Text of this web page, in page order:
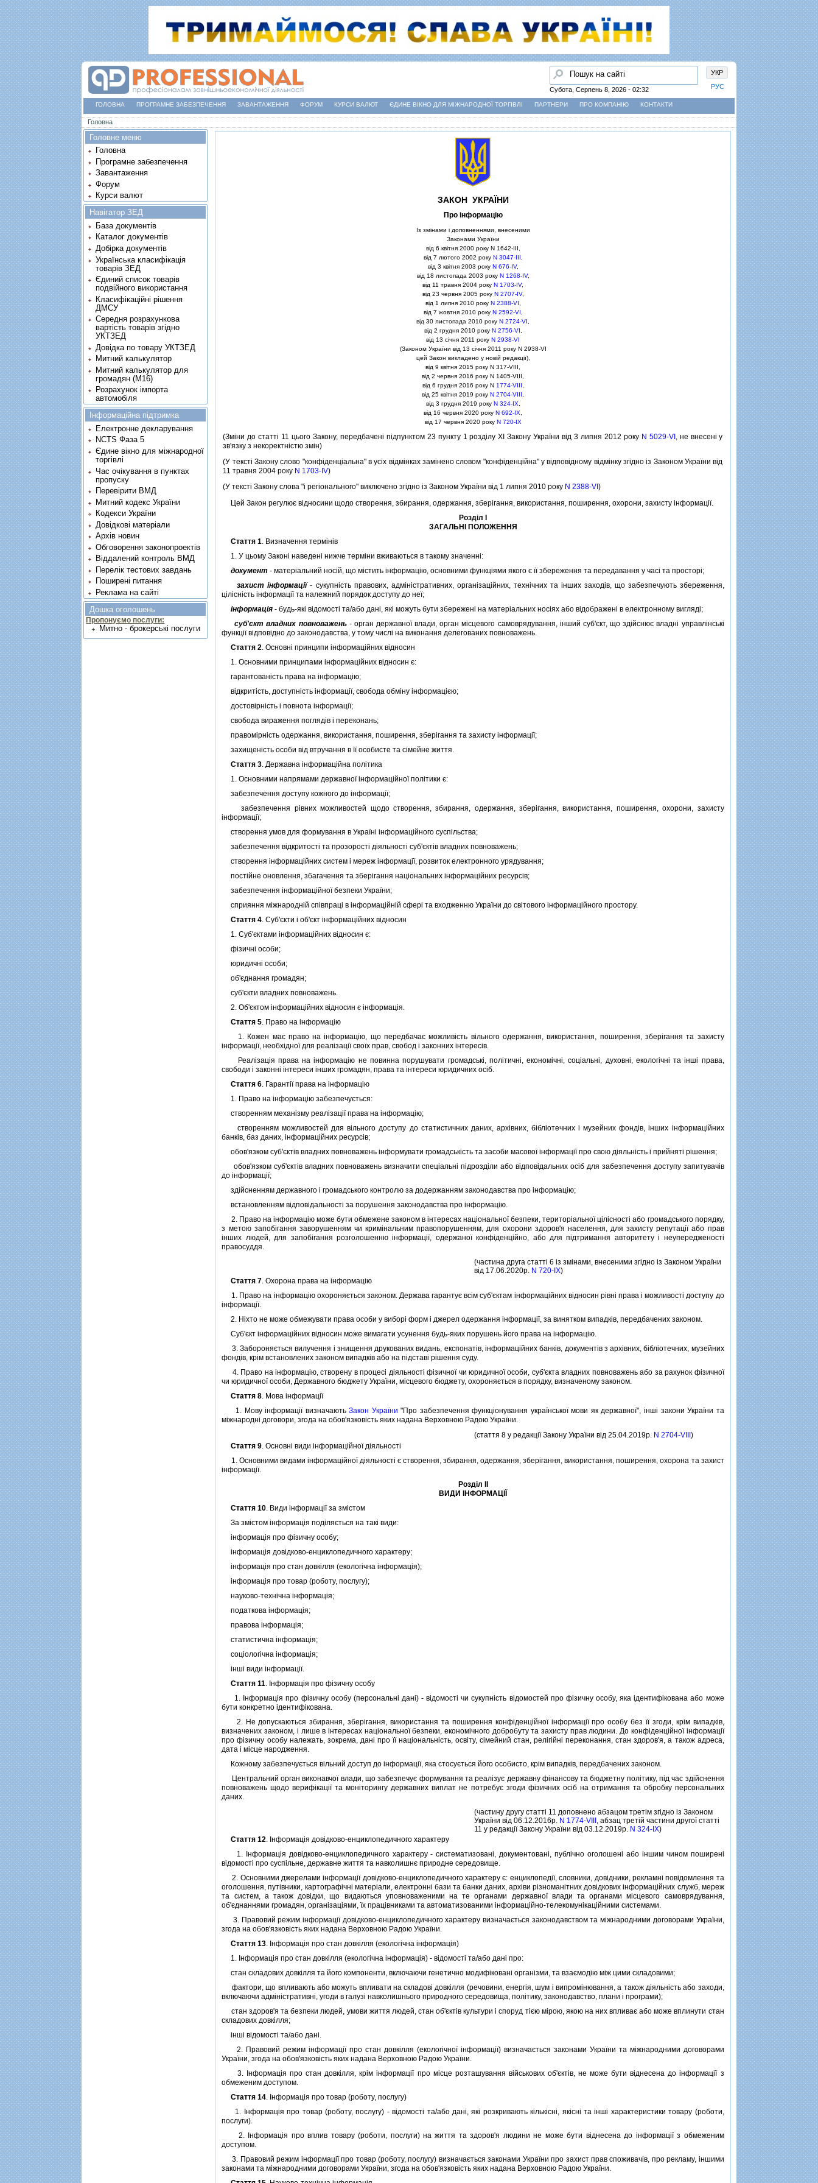
УКР
РУС
Пошук
Субота, Серпень 8, 2026 - 02:32
ГОЛОВНА ПРОГРАМНЕ ЗАБЕЗПЕЧЕННЯ ЗАВАНТАЖЕННЯ ФОРУМ КУРСИ ВАЛЮТ ЄДИНЕ ВІКНО ДЛЯ МІЖНАРОДНОЇ ТОРГІВЛІ ПАРТНЕРИ ПРО КОМПАНІЮ КОНТАКТИ
Ви є тут
Головна
ЗАКОН УКРАЇНИ
Про iнформацiю
Iз змiнами i доповненнями, внесеними
Законами України
вiд 6 квiтня 2000 року N 1642-III,
вiд 7 лютого 2002 року N 3047-III
вiд 3 квiтня 2003 року N 676-IV,
вiд 18 листопада 2003 року N 1268-IV,
вiд 11 травня 2004 року N 1703-IV,
вiд 23 червня 2005 року N 2707-IV,
вiд 1 липня 2010 року N 2388-VI
вiд 7 жовтня 2010 року N 2592-VI
вiд 30 листопада 2010 року N 2724-VI
вiд 2 грудня 2010 року N 2756-VI
вiд 13 сiчня 2011 року N 2938-VI
(Законом України вiд 13 сiчня 2011 року N 2938-VI
цей Закон викладено у новiй редакцiї),
вiд 9 квiтня 2015 року N 317-VIII,
вiд 2 червня 2016 року N 1405-VIII,
вiд 6 грудня 2016 року N 1774-VIII
вiд 25 квiтня 2019 року N 2704-VIII
вiд 3 грудня 2019 року N 324-IX
вiд 16 червня 2020 року N 692-IX
вiд 17 червня 2020 року N 720-IX
(Змiни до статтi 11 цього Закону, передбаченi пiдпунктом 23 пункту 1 роздiлу XI Закону України вiд 3 липня 2012 року N 5029-VI, не внесенi у
зв'язку з некоректнiстю змiн)
(У текстi Закону слово "конфiденцiальна" в усiх вiдмiнках замiнено словом "конфiденцiйна" у вiдповiдному вiдмiнку згiдно iз Законом України вiд
11 травня 2004 року N 1703-IV)
(У текстi Закону слова "i регiонального" виключено згiдно iз Законом України вiд 1 липня 2010 року N 2388-VI)
Цей Закон регулює вiдносини щодо створення, збирання, одержання, зберiгання, використання, поширення, охорони, захисту iнформацiї.
Роздiл I
ЗАГАЛЬНI ПОЛОЖЕННЯ
Стаття 1. Визначення термiнiв
1. У цьому Законi наведенi нижче термiни вживаються в такому значеннi:
документ - матерiальний носiй, що мiстить iнформацiю, основними функцiями якого є її збереження та передавання у часi та просторi;
захист iнформацiї- сукупнiсть правових, адмiнiстративних, органiзацiйних, технiчних та iнших заходiв, що забезпечують збереження,
цiлiснiсть iнформацiї та належний порядок доступу до неї;
iнформацiя - будь-якi вiдомостi та/або данi, якi можуть бути збереженi на матерiальних носiях або вiдображенi в електронному виглядi;
суб'єкт владних повноважень- орган державної влади, орган мiсцевого самоврядування, iнший суб'єкт, що здiйснює владнi управлiнськi
функцiї вiдповiдно до законодавства, у тому числi на виконання делегованих повноважень.
Стаття 2. Основнi принципи iнформацiйних вiдносин
1. Основними принципами iнформацiйних вiдносин є:
гарантованiсть права на iнформацiю;
вiдкритiсть, доступнiсть iнформацiї, свобода обмiну iнформацiєю;
достовiрнiсть i повнота iнформацiї;
свобода вираження поглядiв i переконань;
правомiрнiсть одержання, використання, поширення, зберiгання та захисту iнформацiї;
захищенiсть особи вiд втручання в її особисте та сiмейне життя.
Стаття 3. Державна iнформацiйна полiтика
1. Основними напрямами державної iнформацiйної полiтики є:
забезпечення доступу кожного до iнформацiї;
забезпечення рiвних можливостей щодо створення, збирання, одержання, зберiгання, використання, поширення, охорони, захисту
iнформацiї;
створення умов для формування в Українi iнформацiйного суспiльства;
забезпечення вiдкритостi та прозоростi дiяльностi суб'єктiв владних повноважень;
створення iнформацiйних систем i мереж iнформацiї, розвиток електронного урядування;
постiйне оновлення, збагачення та зберiгання нацiональних iнформацiйних ресурсiв;
забезпечення iнформацiйної безпеки України;
сприяння мiжнароднiй спiвпрацi в iнформацiйнiй сферi та входженню України до свiтового iнформацiйного простору.
Стаття 4. Суб'єкти i об'єкт iнформацiйних вiдносин
1. Суб'єктами iнформацiйних вiдносин є:
фiзичнi особи;
юридичнi особи;
об'єднання громадян;
суб'єкти владних повноважень.
2. Об'єктом iнформацiйних вiдносин є iнформацiя.
Стаття 5. Право на iнформацiю
1. Кожен має право на iнформацiю, що передбачає можливiсть вiльного одержання, використання, поширення, зберiгання та захисту
iнформацiї, необхiдної для реалiзацiї своїх прав, свобод i законних iнтересiв.
Реалiзацiя права на iнформацiю не повинна порушувати громадськi, полiтичнi, економiчнi, соцiальнi, духовнi, екологiчнi та iншi права,
свободи i законнi iнтереси iнших громадян, права та iнтереси юридичних осiб.
Стаття 6. Гарантiї права на iнформацiю
1. Право на iнформацiю забезпечується:
створенням механiзму реалiзацiї права на iнформацiю;
створенням можливостей для вiльного доступу до статистичних даних, архiвних, бiблiотечних i музейних фондiв, iнших iнформацiйних
банкiв, баз даних, iнформацiйних ресурсiв;
обов'язком суб'єктiв владних повноважень iнформувати громадськiсть та засоби масової iнформацiї про свою дiяльнiсть i прийнятi рiшення;
обов'язком суб'єктiв владних повноважень визначити спецiальнi пiдроздiли або вiдповiдальних осiб для забезпечення доступу запитувачiв
до iнформацiї;
здiйсненням державного i громадського контролю за додержанням законодавства про iнформацiю;
встановленням вiдповiдальностi за порушення законодавства про iнформацiю.
2. Право на iнформацiю може бути обмежене законом в iнтересах нацiональної безпеки, територiальної цiлiсностi або громадського порядку,
з метою запобiгання заворушенням чи кримiнальним правопорушенням, для охорони здоров'я населення, для захисту репутацiї або прав
iнших людей, для запобiгання розголошенню iнформацiї, одержаної конфiденцiйно, або для пiдтримання авторитету i неупередженостi
правосуддя.
(частина друга статтi 6 iз змiнами, внесеними згiдно iз Законом України
вiд 17.06.2020р. N 720-IX)
Стаття 7. Охорона права на iнформацiю
1. Право на iнформацiю охороняється законом. Держава гарантує всiм суб'єктам iнформацiйних вiдносин рiвнi права i можливостi доступу до
iнформацiї.
2. Нiхто не може обмежувати права особи у виборi форм i джерел одержання iнформацiї, за винятком випадкiв, передбачених законом.
Суб'єкт iнформацiйних вiдносин може вимагати усунення будь-яких порушень його права на iнформацiю.
3. Забороняється вилучення i знищення друкованих видань, експонатiв, iнформацiйних банкiв, документiв з архiвних, бiблiотечних, музейних
фондiв, крiм встановлених законом випадкiв або на пiдставi рiшення суду.
4. Право на iнформацiю, створену в процесi дiяльностi фiзичної чи юридичної особи, суб'єкта владних повноважень або за рахунок фiзичної
чи юридичної особи, Державного бюджету України, мiсцевого бюджету, охороняється в порядку, визначеному законом.
Стаття 8. Мова iнформацiї
1. Мову iнформацiї визначаютьЗакон України "Про забезпечення функцiонування української мови як державної", iншi закони України та
мiжнароднi договори, згода на обов'язковiсть яких надана Верховною Радою України.
(стаття 8 у редакцiї Закону України вiд 25.04.2019р. N 2704-VIII)
Стаття 9 . Основнi види iнформацiйної дiяльностi
1. Основними видами iнформацiйної дiяльностi є створення, збирання, одержання, зберiгання, використання, поширення, охорона та захист
iнформацiї.
Роздiл II
ВИДИ IНФОРМАЦIЇ
Стаття 10 . Види iнформацiї за змiстом
За змiстом iнформацiя подiляється на такi види:
iнформацiя про фiзичну особу;
iнформацiя довiдково-енциклопедичного характеру;
iнформацiя про стан довкiлля (екологiчна iнформацiя);
iнформацiя про товар (роботу, послугу);
науково-технiчна iнформацiя;
податкова iнформацiя;
правова iнформацiя;
статистична iнформацiя;
соцiологiчна iнформацiя;
iншi види iнформацiї.
Стаття 11 . Iнформацiя про фiзичну особу
1. Iнформацiя про фiзичну особу (персональнi данi) - вiдомостi чи сукупнiсть вiдомостей про фiзичну особу, яка iдентифiкована або може
бути конкретно iдентифiкована.
2. Не допускаються збирання, зберiгання, використання та поширення конфiденцiйної iнформацiї про особу без її згоди, крiм випадкiв,
визначених законом, i лише в iнтересах нацiональної безпеки, економiчного добробуту та захисту прав людини. До конфiденцiйної iнформацiї
про фiзичну особу належать, зокрема, данi про її нацiональнiсть, освiту, сiмейний стан, релiгiйнi переконання, стан здоров'я, а також адреса,
дата i мiсце народження.
Кожному забезпечується вiльний доступ до iнформацiї, яка стосується його особисто, крiм випадкiв, передбачених законом.
Центральний орган виконавчої влади, що забезпечує формування та реалiзує державну фiнансову та бюджетну полiтику, пiд час здiйснення
повноважень щодо верифiкацiї та монiторингу державних виплат не потребує згоди фiзичних осiб на отримання та обробку персональних
даних.
(частину другу статтi 11 доповнено абзацом третiм згiдно iз Законом
України вiд 06.12.2016р. N 1774-VIII , абзац третiй частини другої статтi
11 у редакцiї Закону України вiд 03.12.2019р. N 324-IX)
Стаття 12. Iнформацiя довiдково-енциклопедичного характеру
1. Iнформацiя довiдково-енциклопедичного характеру - систематизованi, документованi, публiчно оголошенi або iншим чином поширенi
вiдомостi про суспiльне, державне життя та навколишнє природне середовище.
2. Основними джерелами iнформацiї довiдково-енциклопедичного характеру є: енциклопедiї, словники, довiдники, рекламнi повiдомлення та
оголошення, путiвники, картографiчнi матерiали, електроннi бази та банки даних, архiви рiзноманiтних довiдкових iнформацiйних служб, мереж
та систем, а також довiдки, що видаються уповноваженими на те органами державної влади та органами мiсцевого самоврядування,
об'єднаннями громадян, органiзацiями, їх працiвниками та автоматизованими iнформацiйно-телекомунiкацiйними системами.
3. Правовий режим iнформацiї довiдково-енциклопедичного характеру визначається законодавством та мiжнародними договорами України,
згода на обов'язковiсть яких надана Верховною Радою України.
Стаття 13. Iнформацiя про стан довкiлля (екологiчна iнформацiя)
1. Iнформацiя про стан довкiлля (екологiчна iнформацiя) - вiдомостi та/або данi про:
стан складових довкiлля та його компоненти, включаючи генетично модифiкованi органiзми, та взаємодiю мiж цими складовими;
фактори, що впливають або можуть впливати на складовi довкiлля (речовини, енергiя, шум i випромiнювання, а також дiяльнiсть або заходи,
включаючи адмiнiстративнi, угоди в галузi навколишнього природного середовища, полiтику, законодавство, плани i програми);
стан здоров'я та безпеки людей, умови життя людей, стан об'єктiв культури i споруд тiєю мiрою, якою на них впливає або може вплинути стан
складових довкiлля;
iншi вiдомостi та/або данi.
2. Правовий режим iнформацiї про стан довкiлля (екологiчної iнформацiї) визначається законами України та мiжнародними договорами
України, згода на обов'язковiсть яких надана Верховною Радою України.
3. Iнформацiя про стан довкiлля, крiм iнформацiї про мiсце розташування вiйськових об'єктiв, не може бути вiднесена до iнформацiї з
обмеженим доступом.
Стаття 14. Iнформацiя про товар (роботу, послугу)
1. Iнформацiя про товар (роботу, послугу) - вiдомостi та/або данi, якi розкривають кiлькiснi, якiснi та iншi характеристики товару (роботи,
послуги).
2. Iнформацiя про вплив товару (роботи, послуги) на життя та здоров'я людини не може бути вiднесена до iнформацiї з обмеженим
доступом.
3. Правовий режим iнформацiї про товар (роботу, послугу) визначається законами України про захист прав споживачiв, про рекламу, iншими
законами та мiжнародними договорами України, згода на обов'язковiсть яких надана Верховною Радою України.
Головне меню
Головна
Програмне забезпечення
Завантаження
Форум
Курси валют
Навігатор ЗЕД
База документів
Каталог документів
Добірка документів
Українська класифікація
товарів ЗЕД
Єдиний список товарів
подвійного використання
Класифікаційні рішення
ДМСУ
Середня розрахункова
вартість товарів згідно
УКТЗЕД
Довідка по товару УКТЗЕД
Митний калькулятор
Митний калькулятор для
громадян (М16)
Розрахунок імпорта
автомобіля
Інформаційна підтримка
Електронне декларування
NCTS Фаза 5
Єдине вікно для міжнародної
торгівлі
Час очікування в пунктах
пропуску
Перевірити ВМД
Митний кодекс України
Кодекси України
Довідкові матеріали
Архів новин
Обговорення законопроектів
Віддалений контроль ВМД
Перелік тестових завдань
Поширені питання
Реклама на сайті
Дошка оголошень
Пропонуємо послуги:
Митно - брокерські послуги